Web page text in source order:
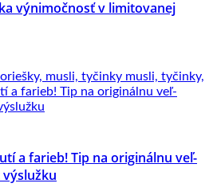
výnimočnosť v limitovanej
a farieb! Tip na originálnu veľ-